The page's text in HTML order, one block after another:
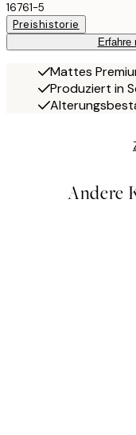
16761-5
Preishistorie
Erfahre
Mattes
Produziert in
Andere